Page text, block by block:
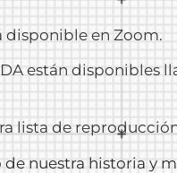
disponible en Zoom.
están disponibles
lista de
nuestra historia y